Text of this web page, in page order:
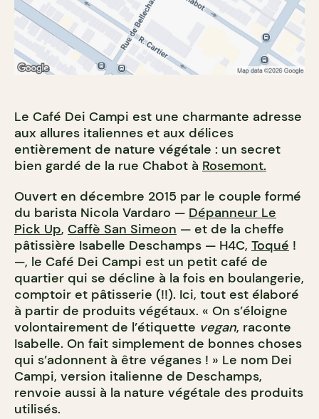
Le Café Dei Campi est une charmante adresse
aux allures italiennes et aux délices
entièrement de nature végétale : un secret
bien gardé de la rue Chabot à Rosemont.
Ouvert en décembre 2015 par le couple formé
du barista Nicola Vardaro — Dépanneur Le
Pick Up, Caffè San Simeon — et de la cheffe
pâtissière Isabelle Deschamps — H4C, Toqué !
—, le Café Dei Campi est un petit café de
quartier qui se décline à la fois en boulangerie,
comptoir et pâtisserie (!!). Ici, tout est élaboré
à partir de produits végétaux. « On s’éloigne
volontairement de l’étiquette vegan, raconte
Isabelle. On fait simplement de bonnes choses
qui s’adonnent à être véganes ! » Le nom Dei
Campi, version italienne de Deschamps,
renvoie aussi à la nature végétale des produits
utilisés.